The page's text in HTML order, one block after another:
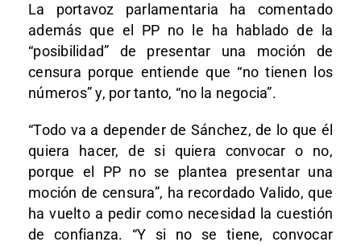
La portavoz parlamentaria ha comentado
además que el PP no le ha hablado de la
“posibilidad” de presentar una moción de
censura porque entiende que “no tienen los
números” y, por tanto, “no la negocia”.
“Todo va a depender de Sánchez, de lo que él
quiera hacer, de si quiera convocar o no,
porque el PP no se plantea presentar una
moción de censura”, ha recordado Valido, que
ha vuelto a pedir como necesidad la cuestión
de confianza. “Y si no se tiene, convocar